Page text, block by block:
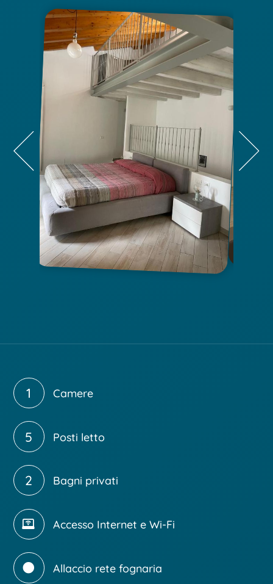
1 Camere
5 Posti letto
2 Bagni privati
Accesso Internet e Wi-Fi
Allaccio rete fognaria